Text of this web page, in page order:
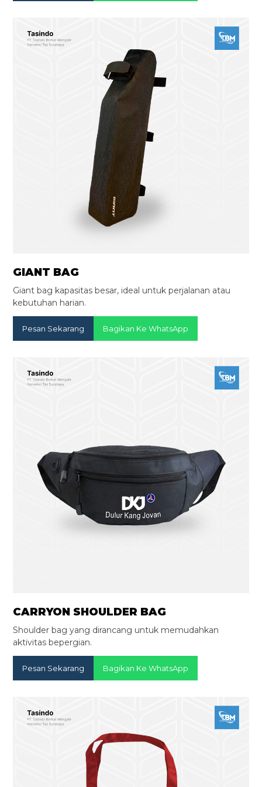
GIANT BAG
Giant bag kapasitas besar, ideal untuk perjalanan atau
kebutuhan harian.
Pesan Sekarang Bagikan Ke WhatsApp
CARRYON SHOULDER BAG
Shoulder bag yang dirancang untuk memudahkan
aktivitas bepergian.
Pesan Sekarang Bagikan Ke WhatsApp